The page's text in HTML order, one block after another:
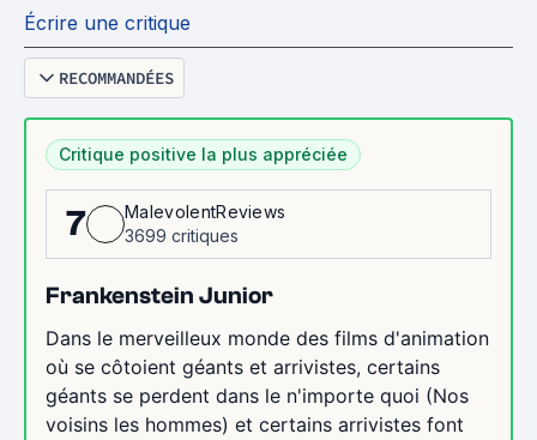
Écrire une critique
RECOMMANDÉES
Critique positive la plus appréciée
7
MalevolentReviews
3699 critiques
Frankenstein Junior
Dans le merveilleux monde des films d'animation
où se côtoient géants et arrivistes, certains
géants se perdent dans le n'importe quoi (Nos
voisins les hommes) et certains arrivistes font